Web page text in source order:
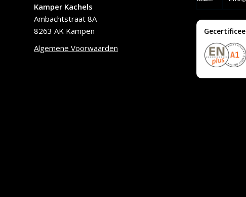
Kamper Kachels
Ambachtstraat 8A
8263 AK Kampen
Algemene Voorwaarden